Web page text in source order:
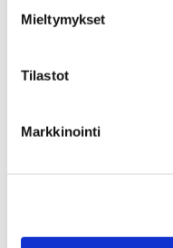
Mieltymykset
Tilastot
Markkinointi
sunnuntaina 20.1.2019